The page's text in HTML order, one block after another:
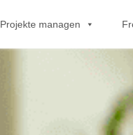
Projekte managen